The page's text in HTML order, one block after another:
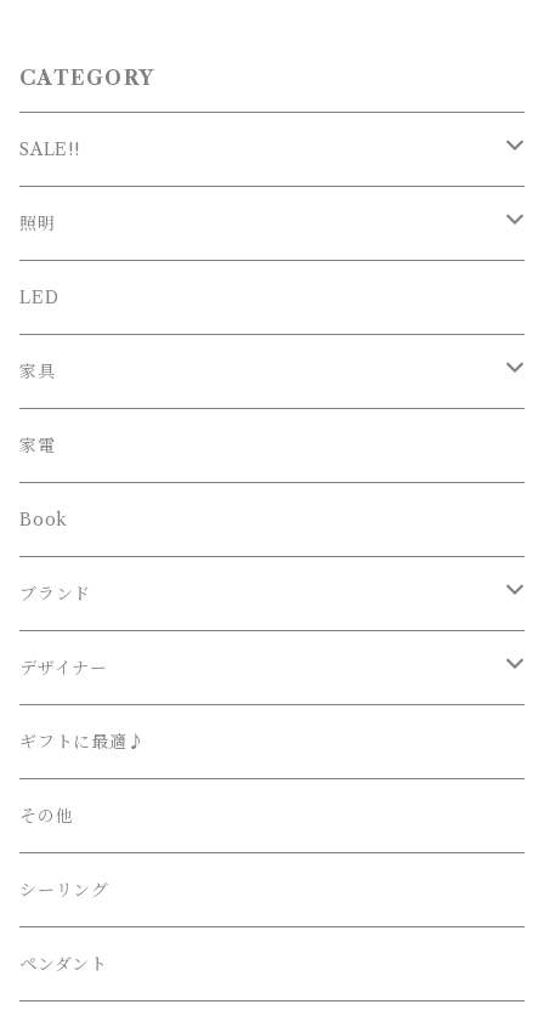
CATEGORY
SALE!!
SALE
新春SALE
照明
シーリング
ペンダント
スタンド
ブラケット
その他
LED
家具
オフィスチェア
家電
Book
ブランド
Lighting Art Gallery
AKARI （尾関・オゼキ）
Artemide （アルテミデ）
FLOS （フロス）
Herman Miller （ハーマンミラー）
デザイナー
Ettore Sottsass / エットレ・ソットサス
Isamu Noguchi / イサム・ノグチ
Philippe Starck / フィリップ・スタルク
伊東豊雄 / Toyo・Ito
ギフトに最適♪
その他
シーリング
ペンダント